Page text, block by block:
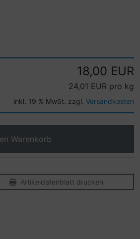
18,00 EUR
24,01 EUR pro kg
inkl. 19 % MwSt. zzgl. Versandkosten
Warenkorb
Artikeldatenblatt drucken